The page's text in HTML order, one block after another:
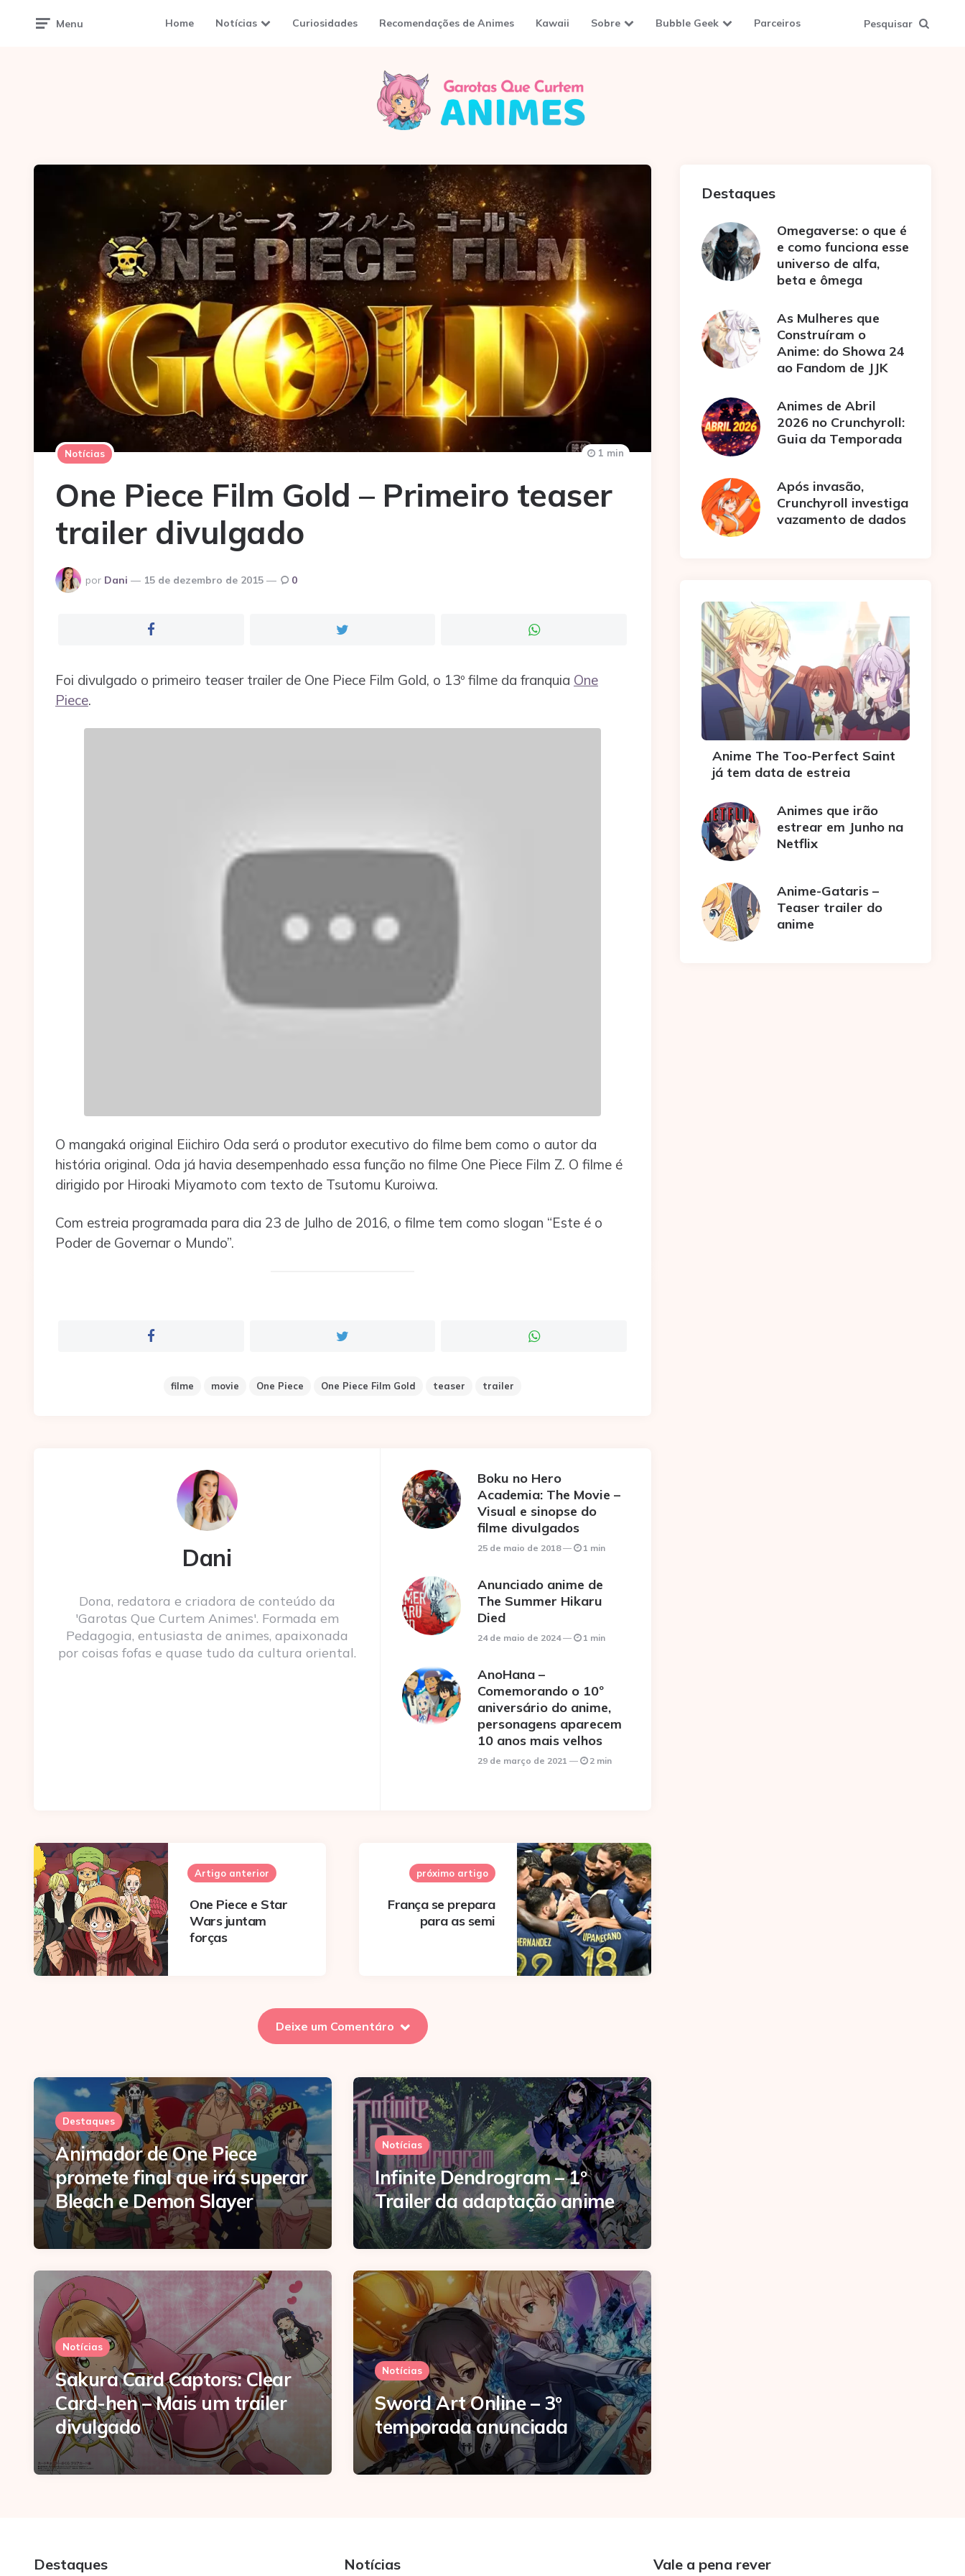
Menu Home Notícias Curiosidades Recomendações de Animes Kawaii Sobre Bubble Geek Parceiros Pesquisar
Notícias
One Piece Film Gold – Primeiro teaser
trailer divulgado
Postado
por
por Dani 15 de dezembro de 2015 0
1 min
Foi divulgado o primeiro teaser trailer de One Piece Film Gold, o 13º filme da franquia One
Piece.
O mangaká original Eiichiro Oda será o produtor executivo do filme bem como o autor da
história original. Oda já havia desempenhado essa função no filme One Piece Film Z. O filme é
dirigido por Hiroaki Miyamoto com texto de Tsutomu Kuroiwa.
Com estreia programada para dia 23 de Julho de 2016, o filme tem como slogan “Este é o
Poder de Governar o Mundo”.
filme movie One Piece One Piece Film Gold teaser trailer
Dani
Dona, redatora e criadora de conteúdo da
'Garotas Que Curtem Animes'. Formada em
Pedagogia, entusiasta de animes, apaixonada
por coisas fofas e quase tudo da cultura oriental.
Boku no Hero
Academia: The Movie –
Visual e sinopse do
filme divulgados
25 de maio de 2018 1 min
Anunciado anime de
The Summer Hikaru
Died
24 de maio de 2024 1 min
AnoHana –
Comemorando o 10º
aniversário do anime,
personagens aparecem
10 anos mais velhos
29 de março de 2021 2 min
Post
navigation
Artigo anterior
One Piece e Star
Wars juntam
forças
próximo artigo
França se prepara
para as semi
Deixe um Comentáro
Destaques
Animador de One Piece
promete final que irá superar
Bleach e Demon Slayer
Notícias
Infinite Dendrogram – 1º
Trailer da adaptação anime
Notícias
Sakura Card Captors: Clear
Card-hen – Mais um trailer
divulgado
Notícias
Sword Art Online – 3º
temporada anunciada
Destaques
Omegaverse: o que é
e como funciona esse
universo de alfa,
beta e ômega
As Mulheres que
Construíram o
Anime: do Showa 24
ao Fandom de JJK
Animes de Abril
2026 no Crunchyroll:
Guia da Temporada
Após invasão,
Crunchyroll investiga
vazamento de dados
Anime The Too-Perfect Saint
já tem data de estreia
Animes que irão
estrear em Junho na
Netflix
Anime-Gataris –
Teaser trailer do
anime
Destaques Notícias Vale a pena rever